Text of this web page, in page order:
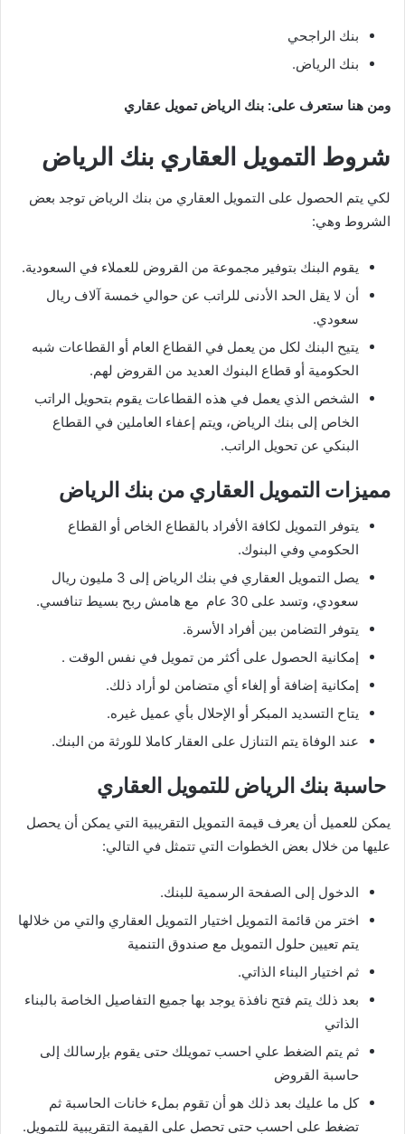
بنك الراجحي
بنك الرياض.
ومن هنا ستعرف على: بنك الرياض تمويل عقاري
شروط التمويل العقاري بنك الرياض
لكي يتم الحصول على التمويل العقاري من بنك الرياض توجد بعض
الشروط وهي:
يقوم البنك بتوفير مجموعة من القروض للعملاء في السعودية.
أن لا يقل الحد الأدنى للراتب عن حوالي خمسة آلاف ريال
سعودي.
يتيح البنك لكل من يعمل في القطاع العام أو القطاعات شبه
الحكومية أو قطاع البنوك العديد من القروض لهم.
الشخص الذي يعمل في هذه القطاعات يقوم بتحويل الراتب
الخاص إلى بنك الرياض، ويتم إعفاء العاملين في القطاع
البنكي عن تحويل الراتب.
مميزات التمويل العقاري من بنك الرياض
يتوفر التمويل لكافة الأفراد بالقطاع الخاص أو القطاع
الحكومي وفي البنوك.
يصل التمويل العقاري في بنك الرياض إلى 3 مليون ريال
سعودي، وتسد على 30 عام مع هامش ربح بسيط تنافسي.
يتوفر التضامن بين أفراد الأسرة.
إمكانية الحصول على أكثر من تمويل في نفس الوقت .
إمكانية إضافة أو إلغاء أي متضامن لو أراد ذلك.
يتاح التسديد المبكر أو الإحلال بأي عميل غيره.
عند الوفاة يتم التنازل على العقار كاملا للورثة من البنك.
حاسبة بنك الرياض للتمويل العقاري
يمكن للعميل أن يعرف قيمة التمويل التقريبية التي يمكن أن يحصل
عليها من خلال بعض الخطوات التي تتمثل في التالي:
الدخول إلى الصفحة الرسمية للبنك.
اختر من قائمة التمويل اختيار التمويل العقاري والتي من خلالها
يتم تعيين حلول التمويل مع صندوق التنمية
ثم اختيار البناء الذاتي.
بعد ذلك يتم فتح نافذة يوجد بها جميع التفاصيل الخاصة بالبناء
الذاتي
ثم يتم الضغط علي احسب تمويلك حتى يقوم بإرسالك إلى
حاسبة القروض
كل ما عليك بعد ذلك هو أن تقوم بملء خانات الحاسبة ثم
تضغط على احسب حتى تحصل على القيمة التقريبية للتمويل.